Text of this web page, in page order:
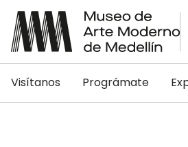
Visítanos Prográmate